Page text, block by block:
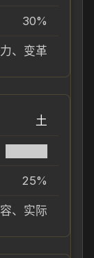
30%
、变革
土
25%
、实际